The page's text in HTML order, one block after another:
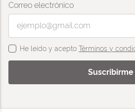
Correo electrónico
He leído y aceptoTérminos y
Suscribirme